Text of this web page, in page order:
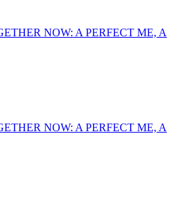
NOW: A PERFECT ME, A
NOW: A PERFECT ME, A